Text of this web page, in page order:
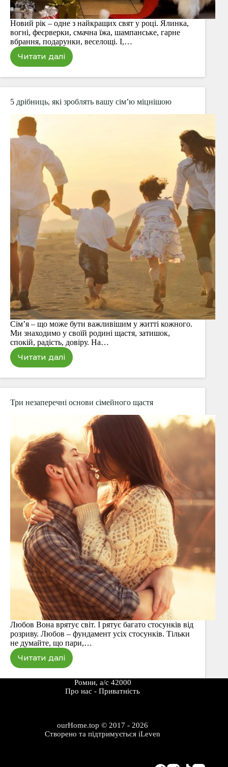
Новий рік – одне з найкращих свят у році. Ялинка,
вогні, феєрверки, смачна їжа, шампанське, гарне
вбрання, подарунки, веселощі. І,…
Читати далі
Що
зробити
напередодні
Нового
року,
був
НОВИМ
5 дрібниць, які зроблять вашу сім’ю міцнішою
Сім’я – що може бути важливішим у житті кожного.
Ми знаходимо у своїй родині щастя, затишок,
спокій, радість, довіру. На…
Читати далі
5
які
зроблять
вашу
сім’ю
Три незаперечні основи сімейного щастя
Любов Вона врятує світ. І рятує багато стосунків від
розриву. Любов – фундамент усіх стосунків. Тільки
не думайте, що пари,…
Читати далі
Три
основи
сімейного
Ромни, а/с 42000
Про наc -Приватність
ourHome.top © 2017 - 2026
Створено та підтримуєтьсяiLeven